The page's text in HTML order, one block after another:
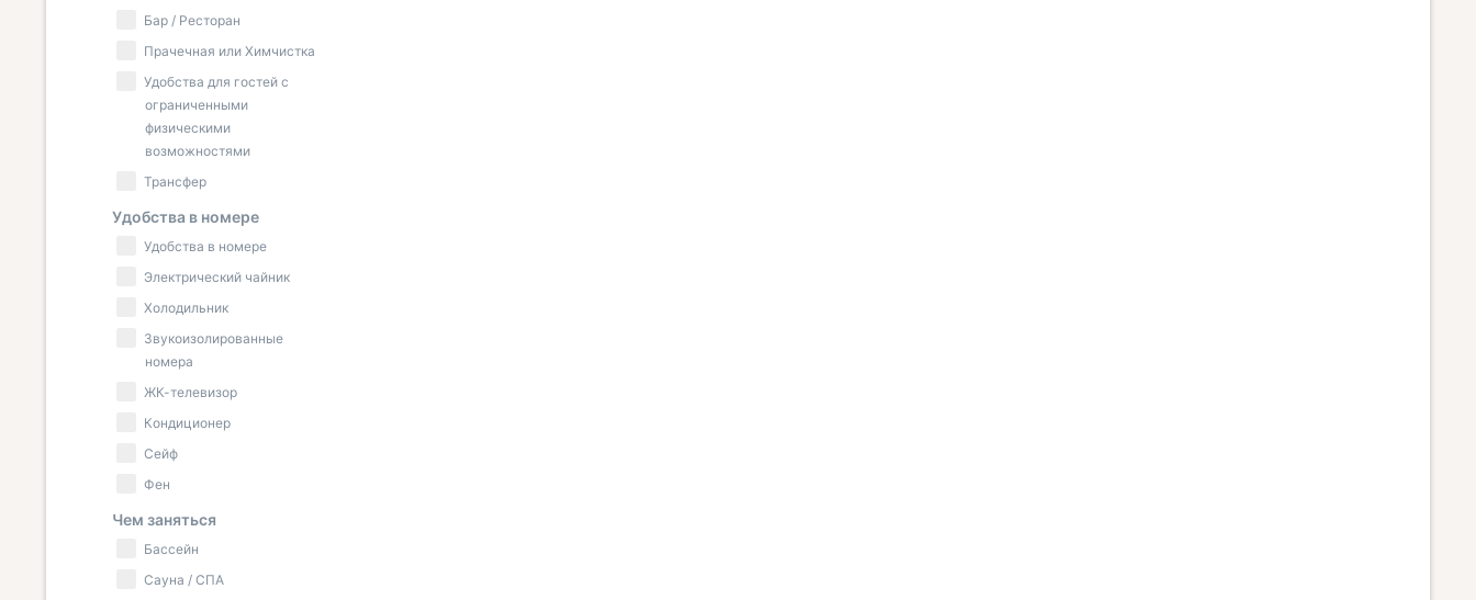
Бар / Ресторан
Прачечная или Химчистка
Удобства для гостей с
ограниченными
физическими
возможностями
Трансфер
Удобства в номере
Удобства в номере
Электрический чайник
Холодильник
Звукоизолированные
номера
ЖК-телевизор
Кондиционер
Сейф
Фен
Чем заняться
Бассейн
Сауна / СПА